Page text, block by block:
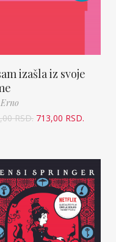
izašla iz svoje
RSD. 713,00 RSD.